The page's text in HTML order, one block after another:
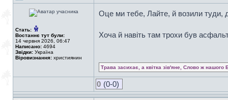
Стать:
Востаннє тут були:
14 червня 2026, 06:47
Написано: 4694
Звідки: Україна
Віровизнання: християнин
Оце ми тебе, Лайте, й возили туди,
Хоча й навіть там трохи був
Трава засихає, а квітка зів'яне, Слово ж нашого
0 (0-0)